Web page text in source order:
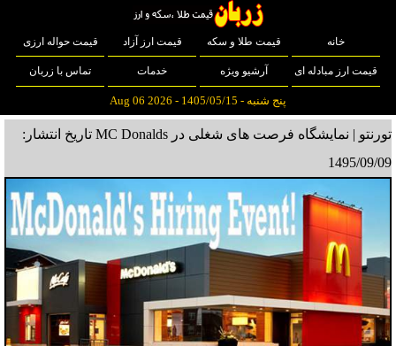
خانه قیمت طلا و سکه قیمت ارز آزاد قیمت حواله ارزی
قیمت ارز مبادله ای آرشیو ویژه خدمات تماس با زربان
پنج شنبه - 1405/05/15 - Aug 06 2026
تورنتو | نمایشگاه فرصت های شغلی در MC Donalds
تاریخ انتشار:
1495/09/09